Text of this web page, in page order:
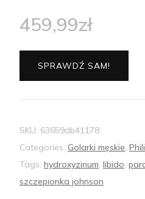
459,99zł
SPRAWDŹ SAM!
SKU: 63659db41178
Categories: Golarki męskie,
Tags: hydroxyzinum, libido,
szczepionka johnson